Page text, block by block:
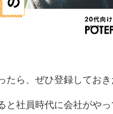
たら、ぜひ登録してお
と社員時代に会社がや